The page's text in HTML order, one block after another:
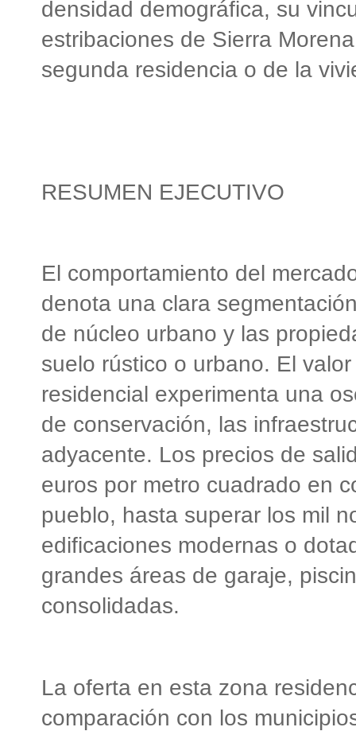
densidad demográfica, su
estribaciones de Sierra
segunda residencia o de la
RESUMEN EJECUTIVO
El comportamiento del
denota una clara
de núcleo urbano y las
suelo rústico o urbano. El
residencial experimenta una
de conservación, las
adyacente. Los precios de
euros por metro cuadrado en
pueblo, hasta superar los mil
edificaciones modernas o
grandes áreas de garaje,
consolidadas.
La oferta en esta zona
comparación con los